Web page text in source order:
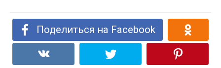
Поделиться на Facebook